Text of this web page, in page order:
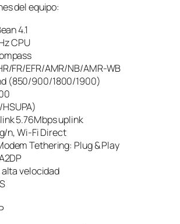
del equipo:
4.1
CPU
FR/EFR/AMR/NB/AMR-WB
(850/900/1800/1900)
5.76Mbps uplink
n, Wi-Fi Direct
Tethering: Plug & Play
velocidad